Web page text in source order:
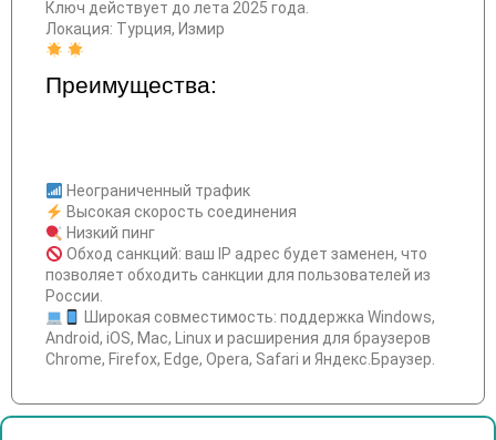
Ключ действует до лета 2025 года.
Локация: Турция, Измир
Преимущества:
Неограниченный трафик
Высокая скорость соединения
Низкий пинг
Обход санкций: ваш IP адрес будет заменен, что
позволяет обходить санкции для пользователей из
России.
Широкая совместимость: поддержка Windows,
Android, iOS, Mac, Linux и расширения для браузеров
Chrome, Firefox, Edge, Opera, Safari и Яндекс.Браузер.